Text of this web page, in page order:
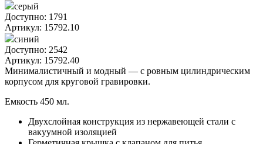
серый
Доступно: 1791
Артикул: 15792.10
синий
Доступно: 2542
Артикул: 15792.40
Минималистичный и модный — с ровным цилиндрическим
корпусом для круговой гравировки.
Емкость 450 мл.
Двухслойная конструкция из нержавеющей стали с
вакуумной изоляцией